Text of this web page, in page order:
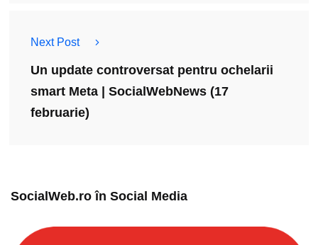
Next Post
Un update controversat pentru ochelarii
smart Meta | SocialWebNews (17
februarie)
SocialWeb.ro în Social Media​